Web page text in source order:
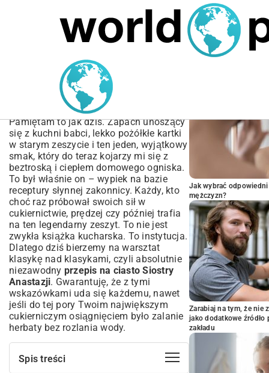
MARIUSZ ŁAMAGA 05.10.2025
Przepis na ciasto Siostry
Anastazji – Sprawdzony i
Oryginalny
Pamiętam to jak dziś. Zapach unoszący
się z kuchni babci, lekko pożółkłe kartki
w starym zeszycie i ten jeden, wyjątkowy
smak, który do teraz kojarzy mi się z
beztroską i ciepłem domowego ogniska.
To był właśnie on – wypiek na bazie
receptury słynnej zakonnicy. Każdy, kto
choć raz próbował swoich sił w
cukiernictwie, prędzej czy później trafia
na ten legendarny zeszyt. To nie jest
zwykła książka kucharska. To instytucja.
Dlatego dziś bierzemy na warsztat
klasykę nad klasykami, czyli absolutnie
niezawodny przepis na ciasto Siostry
Anastazji. Gwarantuję, że z tymi
wskazówkami uda się każdemu, nawet
jeśli do tej pory Twoim największym
cukierniczym osiągnięciem było zalanie
herbaty bez rozlania wody.
Spis treści
Jak wybrać
mężczyzn?
Zarabiaj na tym, że nie
jako dodatkowe
zakładu